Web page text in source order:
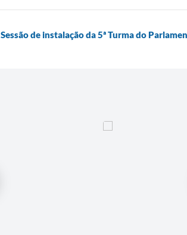
Sessão de instalação da 5ª Turma do